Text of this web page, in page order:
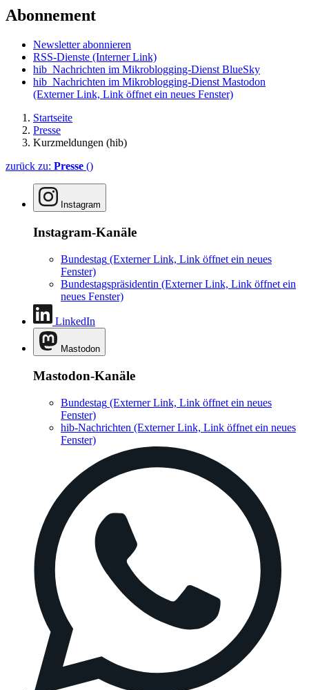
Abonnement
Newsletter abonnieren
RSS-Dienste (Interner Link)
hib_Nachrichten im Mikroblogging-Dienst BlueSky
hib_Nachrichten im Mikroblogging-Dienst Mastodon
(Externer Link, Link öffnet ein neues Fenster)
Startseite
Presse
Kurzmeldungen (hib)
zurück zu: Presse ()
Instagram
Instagram-Kanäle
Bundestag (Externer Link, Link öffnet ein neues
Fenster)
Bundestagspräsidentin (Externer Link, Link öffnet ein
neues Fenster)
LinkedIn
Mastodon
Mastodon-Kanäle
Bundestag (Externer Link, Link öffnet ein neues
Fenster)
hib-Nachrichten (Externer Link, Link öffnet ein neues
Fenster)